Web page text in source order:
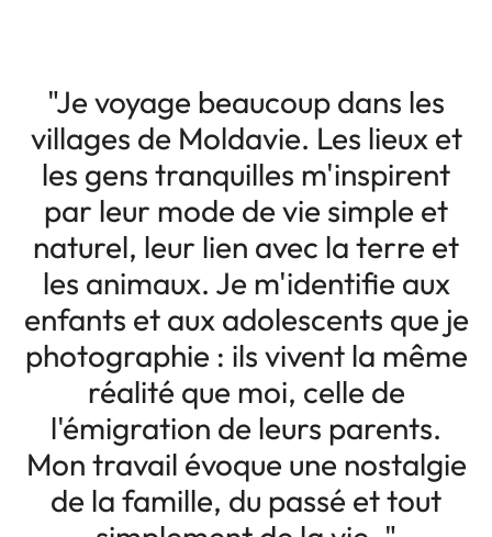
"Je voyage beaucoup dans les
villages de Moldavie. Les lieux et
les gens tranquilles m'inspirent
par leur mode de vie simple et
naturel, leur lien avec la terre et
les animaux. Je m'identifie aux
enfants et aux adolescents que je
photographie : ils vivent la même
réalité que moi, celle de
l'émigration de leurs parents.
Mon travail évoque une nostalgie
de la famille, du passé et tout